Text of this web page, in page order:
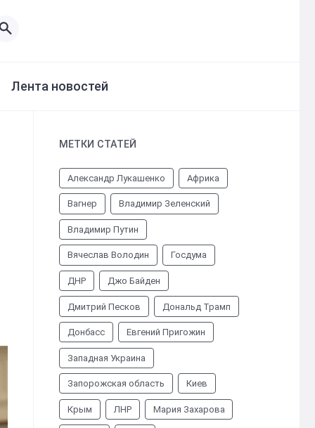
Лента новостей
МЕТКИ СТАТЕЙ
Александр Лукашенко Африка
Вагнер Владимир Зеленский
Владимир Путин
Вячеслав Володин Госдума
ДНР Джо Байден
Дмитрий Песков Дональд Трамп
Донбасс Евгений Пригожин
Западная Украина
Запорожская область Киев
Крым ЛНР Мария Захарова